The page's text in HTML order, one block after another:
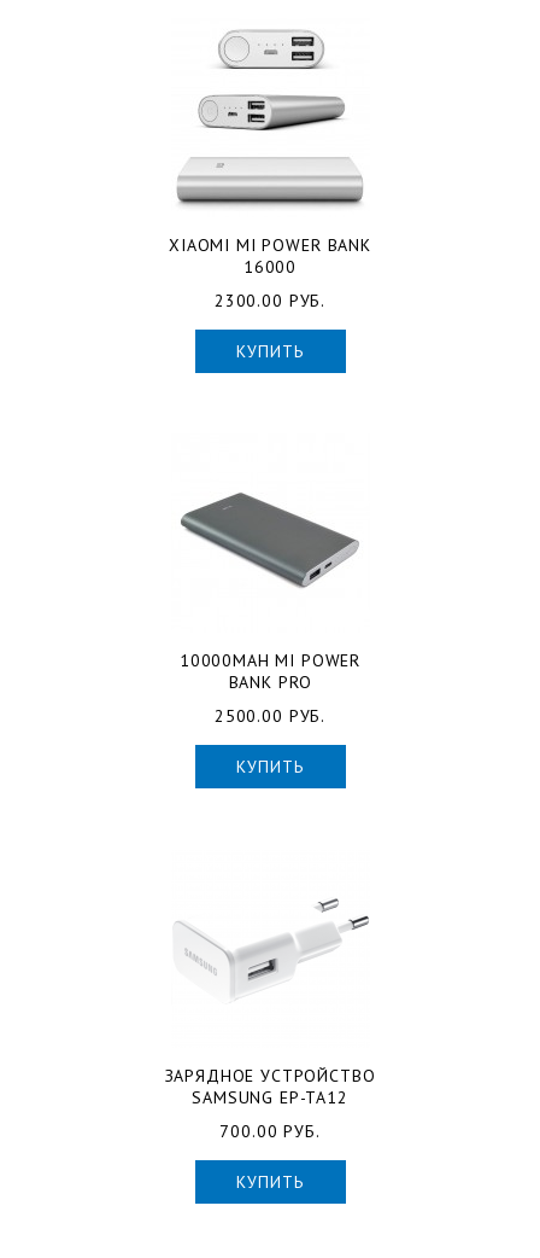
XIAOMI MI POWER BANK
16000
2300.00 РУБ.
КУПИТЬ
10000MAH MI POWER
BANK PRO
2500.00 РУБ.
КУПИТЬ
ЗАРЯДНОЕ УСТРОЙСТВО
SAMSUNG EP-TA12
700.00 РУБ.
КУПИТЬ